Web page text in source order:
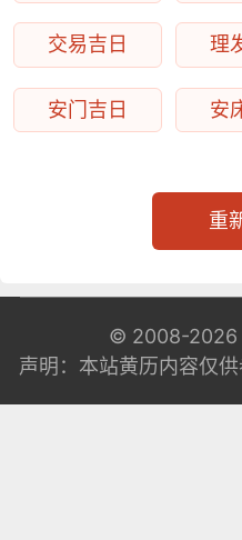
交易吉日 理
安门吉日 安
重
© 2008-2026
声明：本站黄历内容仅